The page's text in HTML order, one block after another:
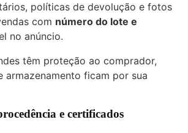
políticas de devolução e fotos
com número do lote e
no anúncio.
têm proteção ao comprador,
armazenamento ficam por sua
e certificados